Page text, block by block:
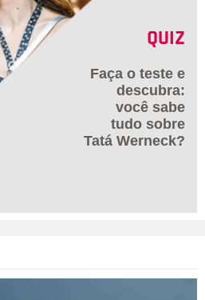
QUIZ
Faça o teste e
descubra:
você sabe
tudo sobre
Tatá Werneck?